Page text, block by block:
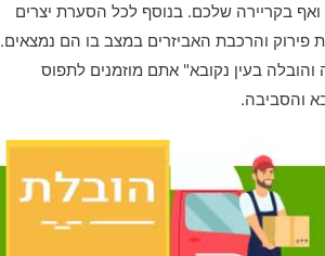
בקריירה שלכם. בנוסף לכל הסערת יצרים
פירוק והרכבת האביזרים במצב בו הם נמצאים.
בעין נקובא" אתם מוזמנים לתפוס
והסביבה.